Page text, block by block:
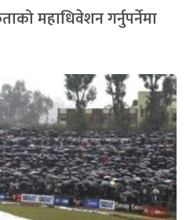
महाधिवेशन गर्नुपर्नेमा